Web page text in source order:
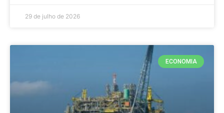
29 de julho de 2026
ECONOMIA